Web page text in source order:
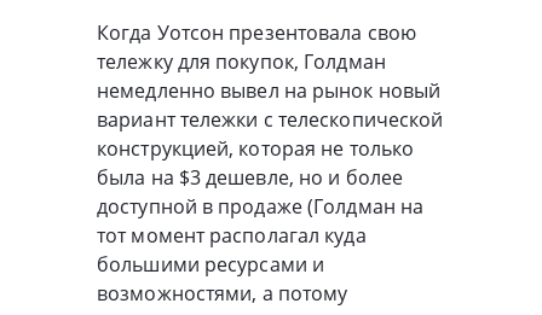
Когда Уотсон презентовала свою
тележку для покупок, Голдман
немедленно вывел на рынок новый
вариант тележки с телескопической
конструкцией, которая не только
была на $3 дешевле, но и более
доступной в продаже (Голдман на
тот момент располагал куда
большими ресурсами и
возможностями, а потому